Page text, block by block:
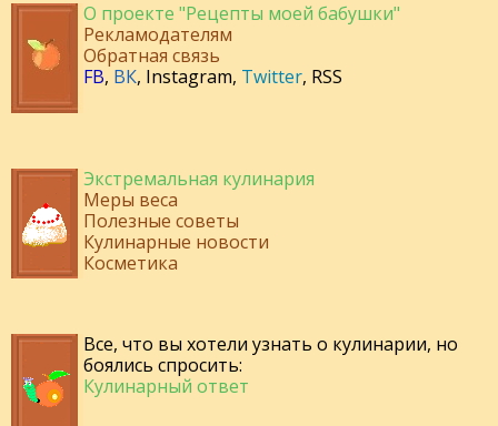
О проекте "Рецепты моей бабушки"
Рекламодателям
Обратная связь
FB, ВК, Instagram, Twitter, RSS
Экстремальная кулинария
Меры веса
Полезные советы
Кулинарные новости
Косметика
Все, что вы хотели узнать о кулинарии, но
боялись спросить:
Кулинарный ответ